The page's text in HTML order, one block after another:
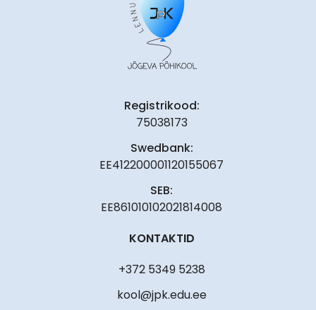
Registrikood:
75038173
Swedbank:
EE412200001120155067
SEB:
EE861010102021814008
KONTAKTID
+372 5349 5238
kool@jpk.edu.ee